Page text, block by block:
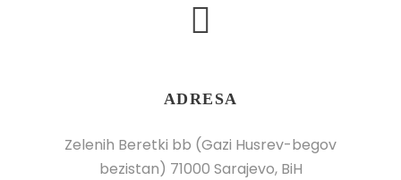
ADRESA
Zelenih Beretki bb (Gazi Husrev-begov
bezistan) 71000 Sarajevo, BiH